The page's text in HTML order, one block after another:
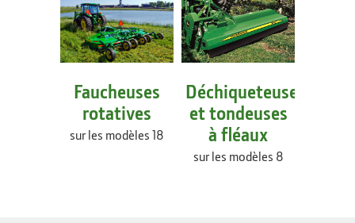
Faucheuses
rotatives
sur les modèles 18
Déchiqueteuses
et tondeuses
à fléaux
sur les modèles 8